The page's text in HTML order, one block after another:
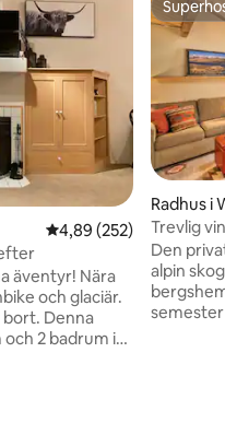
4,89 av 5 i
4,89 (252)
äventyr! Nära
och glaciär.
Denna
2 badrum i
Radhus i
Trevlig
Village
Den
alpin